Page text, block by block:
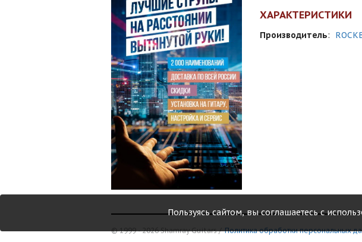
ХАРАКТЕРИСТИКИ
Производитель:
© 1999 - 2026 Shamray Guitars /Политика обработки персональных
Пользуясь сайтом, вы соглашаетесь с